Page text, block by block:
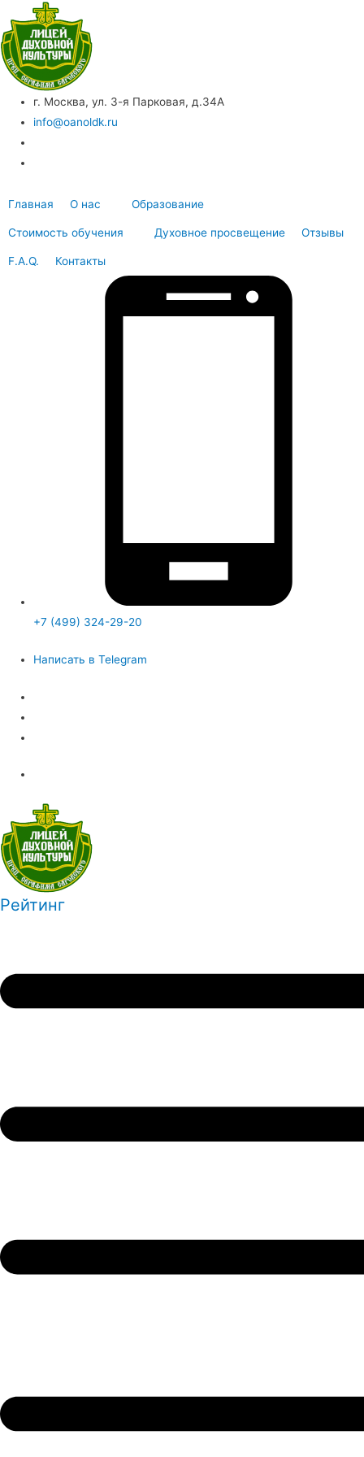
г. Москва, ул. 3-я Парковая, д.34А
info@oanoldk.ru
Главная О нас Образование
Стоимость обучения Духовное просвещение Отзывы
F.A.Q. Контакты
+7 (499) 324-29-20
Написать в Telegram
Рейтинг